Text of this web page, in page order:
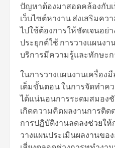
ปัญหาต้องมาสอดคล้องกับเ
เว็บไซต์หางาน ส่งเสริมค
ไปใช้ต้องการให้ชัดเจนอย่
ประยุกต์ใช้ การวางแผนงา
บริการมีความรู้และทักษะ
ในการวางแผนงานเครื่อง
เต็มขั้นตอน ในการจัดทำค
ได้แน่นอนการระดมสมองชั
เกิดความคิดผลงานการติ
การปฏิบัติงานลดลงช่วยใ
วางแผนประเมินผลงานขอ